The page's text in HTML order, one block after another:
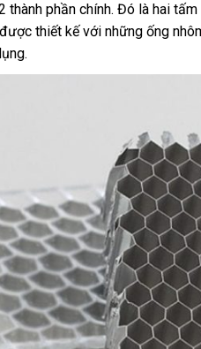
thành phần chính. Đó là hai
thiết kế với những ống